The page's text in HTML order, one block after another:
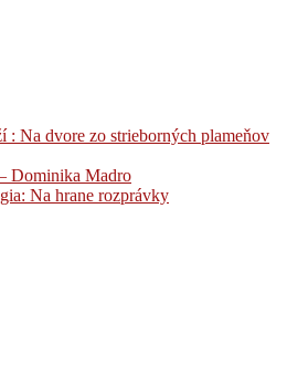
: Na dvore zo strieborných plameňov
Dominika Madro
Na hrane rozprávky